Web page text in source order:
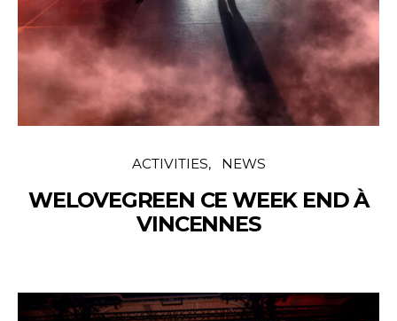
ACTIVITIES NEWS
WELOVEGREEN CE WEEK END À
VINCENNES